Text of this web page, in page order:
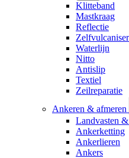
Klitteband
Mastkraag
Reflectie
Waterlijn
Nitto
Antislip
Textiel
Zeilreparatie
Ankeren & afmeren
Landvasten
Ankerketting
Ankerlieren
Ankers